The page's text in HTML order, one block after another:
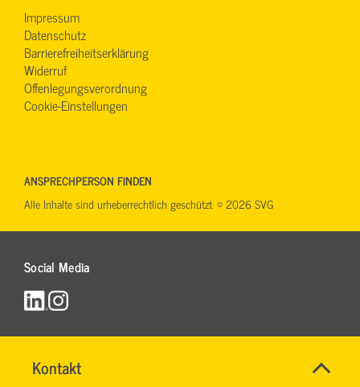
Kontakt
RONALD
Name*
Impressum
Datenschutz
Barrierefreiheitserklärung
Widerruf
Offenlegungsverordnung
Cookie-Einstellungen
Social Media
ANSPRECHPERSON FINDEN
Alle Inhalte sind urheberrechtlich geschützt. © 2026 SVG